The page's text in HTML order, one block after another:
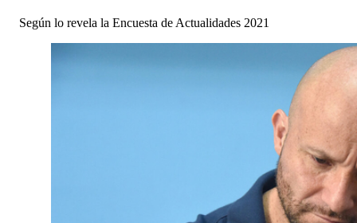
Según lo revela la Encuesta de Actualidades 2021